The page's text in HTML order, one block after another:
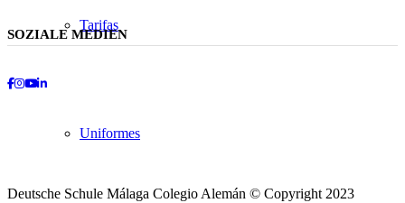
Tarifas
Uniformes
SOZIALE MEDIEN
Deutsche Schule Málaga Colegio Alemán © Copyright 2023